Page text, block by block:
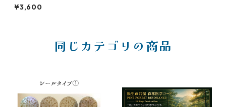
¥3,600
同じカテゴリの商品